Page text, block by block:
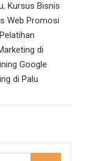
, Kursus Bisnis
Web Promosi
Pelatihan
di
Google
di Palu